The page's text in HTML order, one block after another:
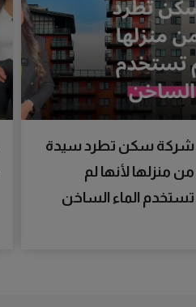
شركة سكن تطرد سيدة
من منزلها لأنها لم
تستخدم الماء الساخن